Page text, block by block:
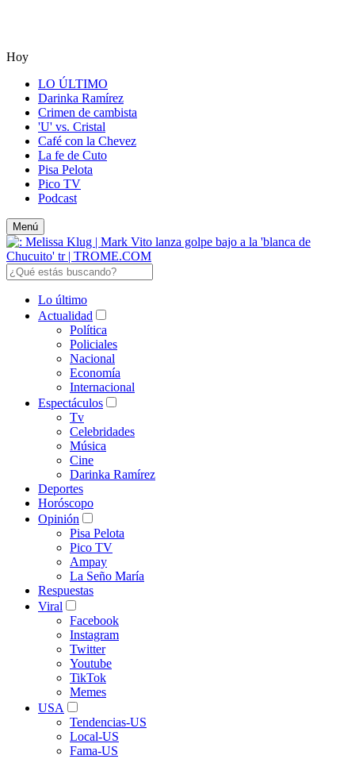
Hoy
LO ÚLTIMO
Darinka Ramírez
Crimen de cambista
'U' vs. Cristal
Café con la Chevez
La fe de Cuto
Pisa Pelota
Pico TV
Podcast
Menú
Lo último
Actualidad
Política
Policiales
Nacional
Economía
Internacional
Espectáculos
Tv
Celebridades
Música
Cine
Darinka Ramírez
Deportes
Horóscopo
Opinión
Pisa Pelota
Pico TV
Ampay
La Seño María
Respuestas
Viral
Facebook
Instagram
Twitter
Youtube
TikTok
Memes
USA
Tendencias-US
Local-US
Fama-US